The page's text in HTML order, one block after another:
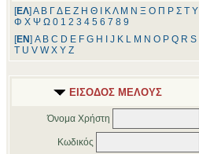
[ΕΛ] Α Β ΓΔ Ε Ζ Η Θ ΚΛ Μ Ν Ξ Ο Π Ρ Σ Τ Υ
Φ Χ Ψ Ω 0 1 2 3 4 5 6 7 8 9
[ΕΝ] A B C D E F G H J K L M N O P Q R S
T U V W X Y Z
ΕΙΣΟΔΟΣ ΜΕΛΟΥΣ
Όνομα Χρήστη
Κωδικός